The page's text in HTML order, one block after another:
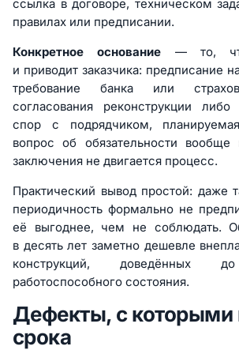
ссылка в договоре, техническом
правилах или предписании.
Конкретное основание — то,
и приводит заказчика: предписание
требование банка или
согласования реконструкции либо
спор с подрядчиком,
вопрос об обязательности
заключения не двигается процесс.
Практический вывод простой: даже
периодичность формально не
её выгоднее, чем не соблюдать.
в десять лет заметно дешевле
конструкций, доведённых
работоспособного состояния.
Дефекты, с которыми
срока